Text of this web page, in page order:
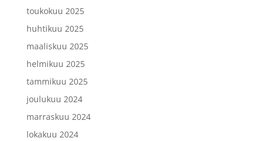
toukokuu 2025
huhtikuu 2025
maaliskuu 2025
helmikuu 2025
tammikuu 2025
joulukuu 2024
marraskuu 2024
lokakuu 2024